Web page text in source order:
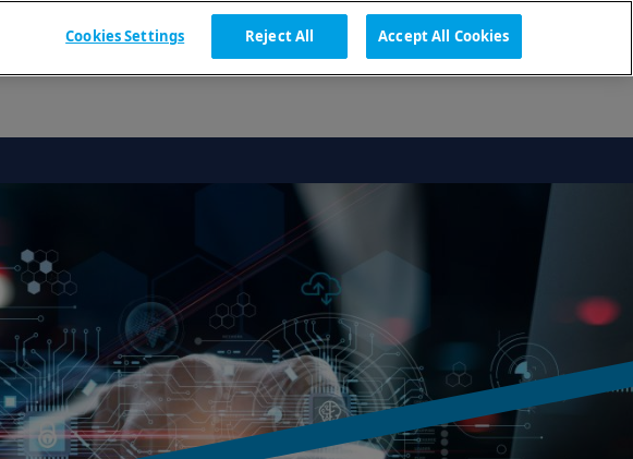
技术资料 联系我们 取得報價 SEARCH ZH
Cookies Settings Reject All Accept All Cookies